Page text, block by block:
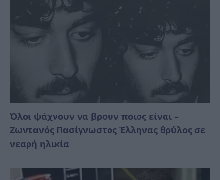
Όλοι ψάχνουν να βρουν ποιος είναι –
Ζωντανός Πασίγνωστος Έλληνας θρύλος σε
νεαρή ηλικία